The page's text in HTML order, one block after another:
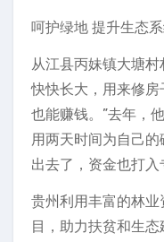
呵护绿地 提升生态
从江县丙妹镇大塘
快快长大，用来修房
也能赚钱。”去年，
用两天时间为自己
出去了，资金也打入
贵州利用丰富的林
目，助力扶贫和生